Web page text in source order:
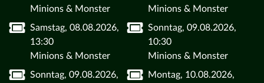
Minions & Monster
Minions & Monster
Samstag, 08.08.2026,
13:30
Minions & Monster
Sonntag, 09.08.2026,
10:30
Minions & Monster
Sonntag, 09.08.2026,
Montag, 10.08.2026,